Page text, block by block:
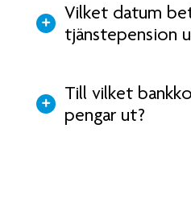
Vilket datum
tjänstepension
Till vilket
pengar ut?